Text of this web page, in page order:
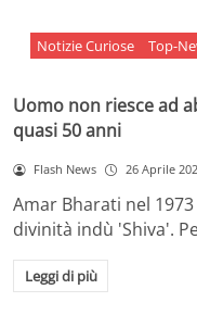
Notizie Curiose Top-
Uomo non riesce ad
quasi 50 anni
Flash News 26 Aprile
Amar Bharati nel
divinità indù 'Shiva'.
Leggi di più